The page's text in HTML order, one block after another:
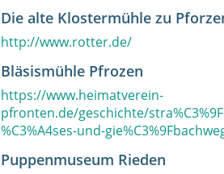
Die alte Klostermühle zu
http://www.rotter.de/
Bläsismühle Pfrozen
https://www.heimatverein-
pfronten.de/geschichte/
%C3%A4ses-und-
Puppenmuseum Rieden